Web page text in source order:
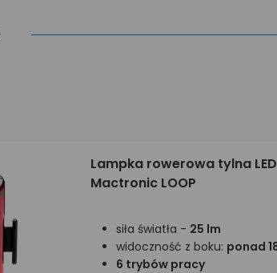
Lampka rowerowa tylna LED
Mactronic LOOP
siła światła - 25 lm
widoczność z boku: ponad
6 trybów pracy